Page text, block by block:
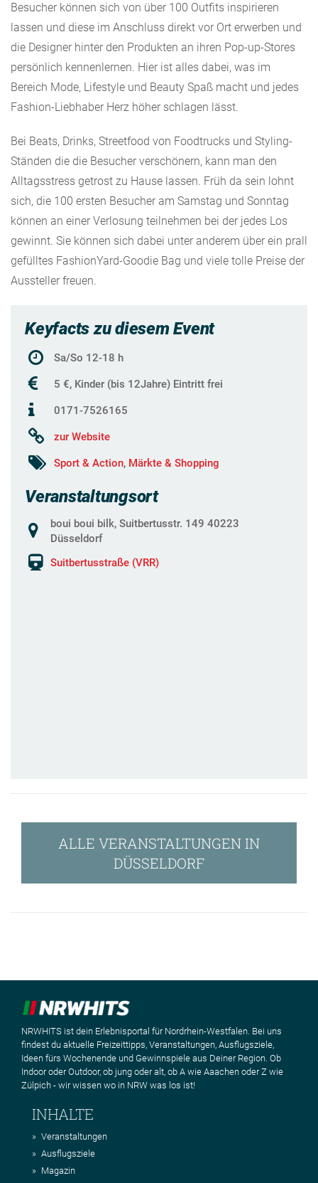
Besucher können sich von über 100 Outfits inspirieren
lassen und diese im Anschluss direkt vor Ort erwerben und
die Designer hinter den Produkten an ihren Pop-up-Stores
persönlich kennenlernen. Hier ist alles dabei, was im
Bereich Mode, Lifestyle und Beauty Spaß macht und jedes
Fashion-Liebhaber Herz höher schlagen lässt.
Bei Beats, Drinks, Streetfood von Foodtrucks und Styling-
Ständen die die Besucher verschönern, kann man den
Alltagsstress getrost zu Hause lassen. Früh da sein lohnt
sich, die 100 ersten Besucher am Samstag und Sonntag
können an einer Verlosung teilnehmen bei der jedes Los
gewinnt. Sie können sich dabei unter anderem über ein prall
gefülltes FashionYard-Goodie Bag und viele tolle Preise der
Aussteller freuen.
Keyfacts zu diesem Event
Sa/So 12-18 h
5 €, Kinder (bis 12Jahre) Eintritt frei
0171-7526165
zur Website
Sport & Action, Märkte & Shopping
Veranstaltungsort
boui boui bilk, Suitbertusstr. 149 40223
Düsseldorf
Suitbertusstraße (VRR)
ALLE VERANSTALTUNGEN IN
DÜSSELDORF
NRWHITS ist dein Erlebnisportal für Nordrhein-Westfalen. Bei uns
findest du aktuelle Freizeittipps, Veranstaltungen, Ausflugsziele,
Ideen fürs Wochenende und Gewinnspiele aus Deiner Region. Ob
Indoor oder Outdoor, ob jung oder alt, ob A wie Aaachen oder Z wie
Zülpich - wir wissen wo in NRW was los ist!
INHALTE
Veranstaltungen
Ausflugsziele
Magazin